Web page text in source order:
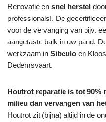
Renovatie en snel herstel
professionals!. De
voor de vervanging van bijv.
aangetaste balk in uw pand.
werkzaam in Sibculo en
Dedemsvaart.
Houtrot reparatie is tot 90%
milieu dan vervangen van
Houtrot zit (bijna) altijd in de